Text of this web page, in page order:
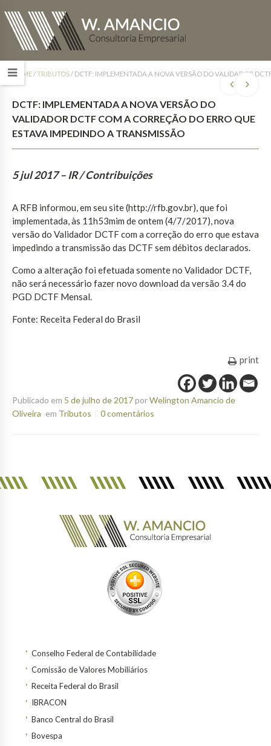
HOME/TRIBUTOS/ DCTF: IMPLEMENTADA A NOVA VERSÃO DO VALIDADOR
DCTF: IMPLEMENTADA A NOVA VERSÃO DO
VALIDADOR DCTF COM A CORREÇÃO DO ERRO QUE
ESTAVA IMPEDINDO A TRANSMISSÃO
5 jul 2017 – IR / Contribuições
A RFB informou, em seu site (http://rfb.gov.br), que foi
implementada, às 11h53mim de ontem (4/7/2017), nova
versão do Validador DCTF com a correção do erro que estava
impedindo a transmissão das DCTF sem débitos declarados.
Como a alteração foi efetuada somente no Validador DCTF,
não será necessário fazer novo download da versão 3.4 do
PGD DCTF Mensal.
Fonte: Receita Federal do Brasil
print
Publicado em 5 de julho de 2017porWelington Amancio de
Oliveira em Tributos 0 comentários
Conselho Federal de Contabilidade
Comissão de Valores Mobiliários
Receita Federal do Brasil
IBRACON
Banco Central do Brasil
Bovespa